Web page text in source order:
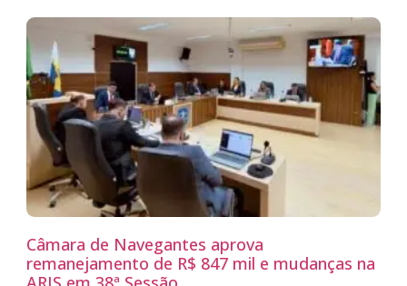
Câmara de Navegantes aprova
remanejamento de R$ 847 mil e mudanças na